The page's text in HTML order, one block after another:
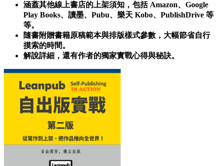
涵蓋其他線上書店的上架須知，包括 Amazon、Google
Play Books、讀墨、Pubu、樂天 Kobo、PublishDrive 等
等。
隨書附贈書籍原稿範本與排版樣式參數，大幅節省自行
摸索的時間。
解說詳細，還有作者的獨家實戰心得與秘訣。